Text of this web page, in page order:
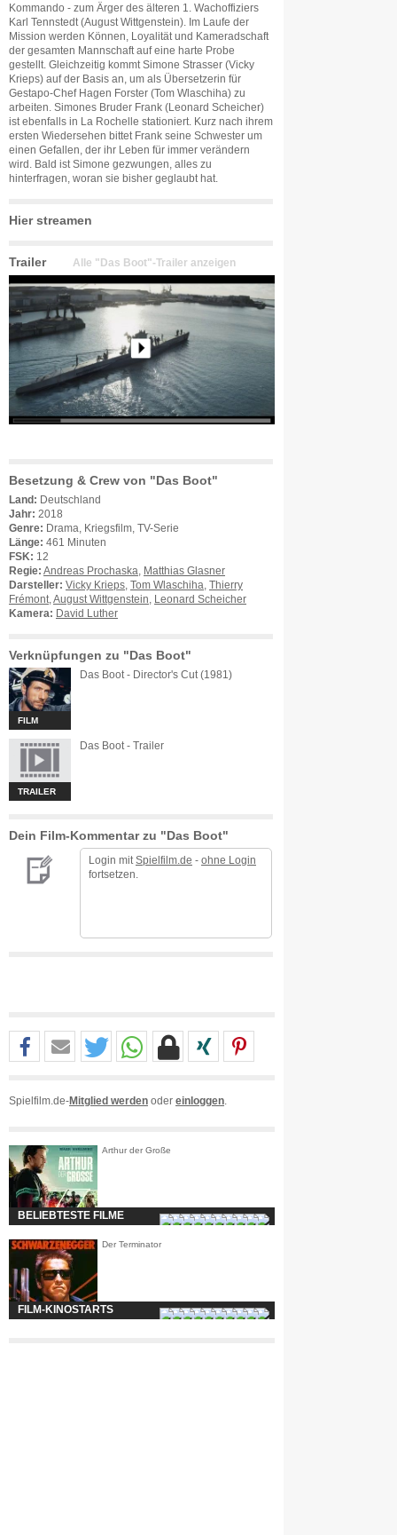
Kommando - zum Ärger des älteren 1. Wachoffiziers
Karl Tennstedt (August Wittgenstein). Im Laufe der
Mission werden Können, Loyalität und Kameradschaft
der gesamten Mannschaft auf eine harte Probe
gestellt. Gleichzeitig kommt Simone Strasser (Vicky
Krieps) auf der Basis an, um als Übersetzerin für
Gestapo-Chef Hagen Forster (Tom Wlaschiha) zu
arbeiten. Simones Bruder Frank (Leonard Scheicher)
ist ebenfalls in La Rochelle stationiert. Kurz nach ihrem
ersten Wiedersehen bittet Frank seine Schwester um
einen Gefallen, der ihr Leben für immer verändern
wird. Bald ist Simone gezwungen, alles zu
hinterfragen, woran sie bisher geglaubt hat.
Hier streamen
Trailer Alle "Das Boot"-Trailer anzeigen
Besetzung & Crew von "Das Boot"
Land: Deutschland
Jahr: 2018
Genre: Drama, Kriegsfilm, TV-Serie
Länge: 461 Minuten
FSK: 12
Regie: Andreas Prochaska
Matthias Glasner
Darsteller: Vicky Krieps Tom Wlaschiha Thierry
Frémont August Wittgenstein
Leonard Scheicher
Kamera: David Luther
Verknüpfungen zu "Das Boot"
FILM
Das Boot - Director's Cut (1981)
TRAILER
Das Boot - Trailer
Dein Film-Kommentar zu "Das Boot"
Login mit Spielfilm.de - ohne Login
fortsetzen.
Spielfilm.de-Mitglied werden oder einloggen
Arthur der Große
BELIEBTESTE FILME
Der Terminator
FILM-KINOSTARTS